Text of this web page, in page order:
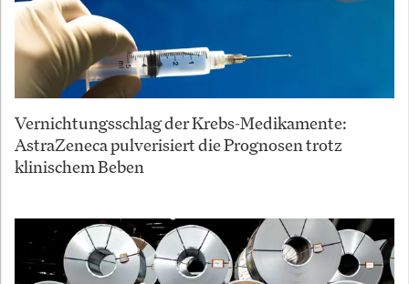
Vernichtungsschlag der Krebs-Medikamente:
AstraZeneca pulverisiert die Prognosen trotz
klinischem Beben